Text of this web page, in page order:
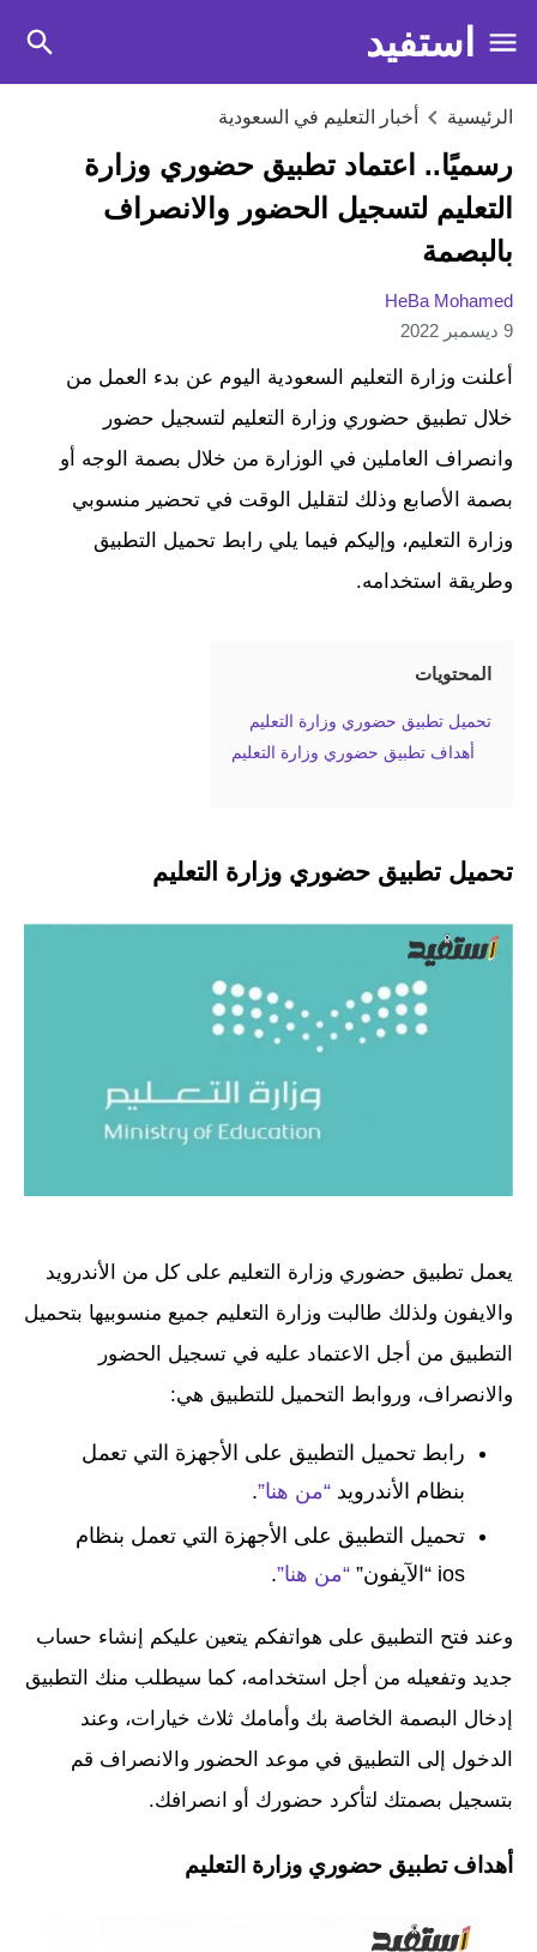
استفيد
الرئيسية أخبار التعليم في السعودية
رسميًا.. اعتماد تطبيق حضوري وزارة
التعليم لتسجيل الحضور والانصراف
بالبصمة
HeBa Mohamed
9 ديسمبر 2022
أعلنت وزارة التعليم السعودية اليوم عن بدء العمل من
خلال تطبيق حضوري وزارة التعليم لتسجيل حضور
وانصراف العاملين في الوزارة من خلال بصمة الوجه أو
بصمة الأصابع وذلك لتقليل الوقت في تحضير منسوبي
وزارة التعليم، وإليكم فيما يلي رابط تحميل التطبيق
وطريقة استخدامه.
المحتويات
تحميل تطبيق حضوري وزارة التعليم
أهداف تطبيق حضوري وزارة التعليم
تحميل تطبيق حضوري وزارة التعليم
يعمل تطبيق حضوري وزارة التعليم على كل من الأندرويد
والايفون ولذلك طالبت وزارة التعليم جميع منسوبيها بتحميل
التطبيق من أجل الاعتماد عليه في تسجيل الحضور
والانصراف، وروابط التحميل للتطبيق هي:
رابط تحميل التطبيق على الأجهزة التي تعمل
بنظام الأندرويد “من هنا”.
تحميل التطبيق على الأجهزة التي تعمل بنظام
ios “الآيفون”
“من هنا”.
وعند فتح التطبيق على هواتفكم يتعين عليكم إنشاء حساب
جديد وتفعيله من أجل استخدامه، كما سيطلب منك التطبيق
إدخال البصمة الخاصة بك وأمامك ثلاث خيارات، وعند
الدخول إلى التطبيق في موعد الحضور والانصراف قم
بتسجيل بصمتك لتأكرد حضورك أو انصرافك.
أهداف تطبيق حضوري وزارة التعليم